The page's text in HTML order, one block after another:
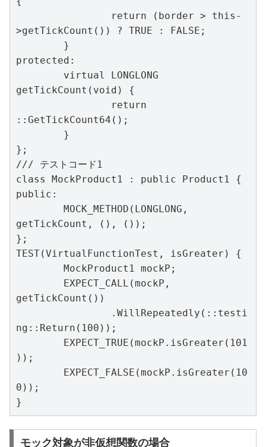
>getTickCount()) ? TRUE : FALSE;
protected:
getTickCount(void) {
::GetTickCount64();
};
/// テストコード1
class MockProduct1 : public Product1 {
public:
getTickCount, (), ());
};
TEST(VirtualFunctionTest, isGreater) {
getTickCount())
ng::Return(100));
));
0));
}
モック対象が非仮想関数の場合